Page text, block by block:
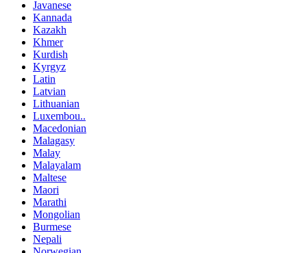
Javanese
Kannada
Kazakh
Khmer
Kurdish
Kyrgyz
Latin
Latvian
Lithuanian
Luxembou..
Macedonian
Malagasy
Malay
Malayalam
Maltese
Maori
Marathi
Mongolian
Burmese
Nepali